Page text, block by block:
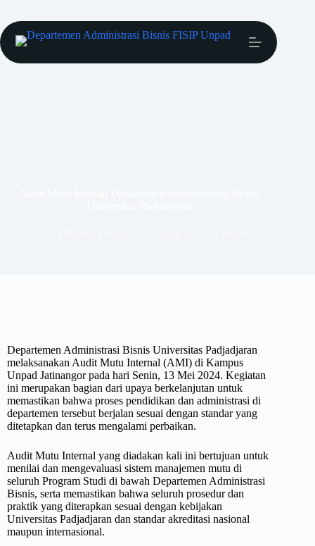
Departemen Administrasi Bisnis Universitas Padjadjaran
melaksanakan Audit Mutu Internal (AMI) di Kampus
Unpad Jatinangor pada hari Senin, 13 Mei 2024. Kegiatan
ini merupakan bagian dari upaya berkelanjutan untuk
memastikan bahwa proses pendidikan dan administrasi di
departemen tersebut berjalan sesuai dengan standar yang
ditetapkan dan terus mengalami perbaikan.
Audit Mutu Internal yang diadakan kali ini bertujuan untuk
menilai dan mengevaluasi sistem manajemen mutu di
seluruh Program Studi di bawah Departemen Administrasi
Bisnis, serta memastikan bahwa seluruh prosedur dan
praktik yang diterapkan sesuai dengan kebijakan
Universitas Padjadjaran dan standar akreditasi nasional
maupun internasional.